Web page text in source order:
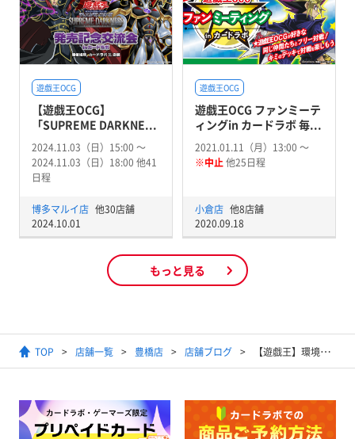
遊戯王OCG
【遊戯王OCG】
「SUPREME DARKNE...
2024.11.03（日）15:00 〜
2024.11.03（日）18:00 他41
日程
博多マルイ店 他30店舗
2024.10.01
遊戯王OCG
遊戯王OCG ファンミーテ
ィングin カードラボ 毎...
2021.01.11（月）13:00 〜
※中止他25日程
小倉店 他8店舗
2020.09.18
もっと見る
TOP 店舗一覧 豊橋店 店舗ブログ 【遊戯王】環境に立ち向かえ！ 叢雲ダイーザデッキ！ ～メタビノススメ～